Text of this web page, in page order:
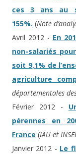
ces 3 ans au
155%. (Note
Avril 2012 - En
non-salariés
soit 9,1% de
agriculture
départementales
Février 2012 -
pérennes en
France (IAU et
Janvier 2012 - Le